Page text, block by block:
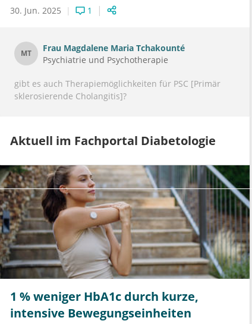
30. Jun. 2025 1
MT Frau Magdalene Maria Tchakounté
Psychiatrie und Psychotherapie
gibt es auch Therapiemöglichkeiten für PSC [Primär
sklerosierende Cholangitis]?
Aktuell im Fachportal Diabetologie
1 % weniger HbA1c durch kurze,
intensive Bewegungseinheiten